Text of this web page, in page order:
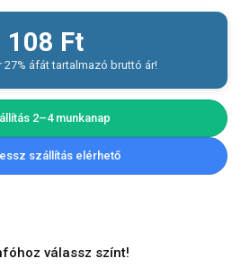
108 Ft
27% áfát tartalmazó bruttó ár!
2–4 munkanap
szállítás elérhető
válassz színt!